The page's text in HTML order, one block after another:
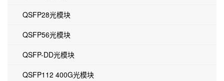
QSFP28光模块
QSFP56光模块
QSFP-DD光模块
QSFP112 400G光模块